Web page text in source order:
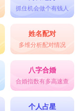
抓住机会做个有钱人
姓名配对
多维分析配对情况
八字合婚
合婚指数有多高速查
个人占星